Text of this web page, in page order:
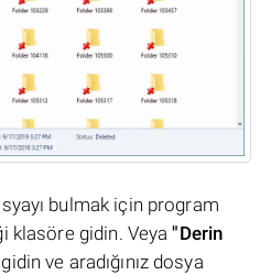
bulmak için program
klasöre gidin. Veya"Derin
ve aradığınız dosya